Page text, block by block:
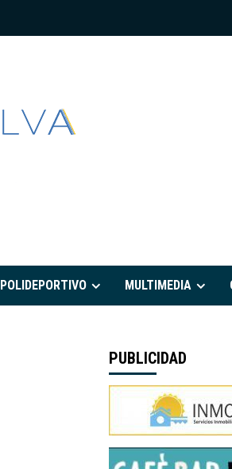
POLIDEPORTIVO MULTIMEDIA
PUBLICIDAD